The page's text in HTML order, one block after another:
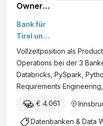
Owner
Platform
&
Operatio
ns
(w/m/d)
Bank für
Tirol und
Vorarlber
g AG
Vollzeitposition als
Operations bei der 3
Databricks, PySpark,
Requirements
€ 4.061
Datenbanken & Data